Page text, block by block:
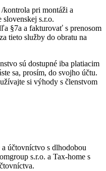
kontrola pri montáži a
s.r.o.
§7a a fakturovať s prenosom
tieto služby do obratu na
sú dostupné iba platiacim
sa, prosím, do svojho účtu.
si výhody s členstvom
účtovníctvo s dlhodobou
s.r.o. a Tax-home s